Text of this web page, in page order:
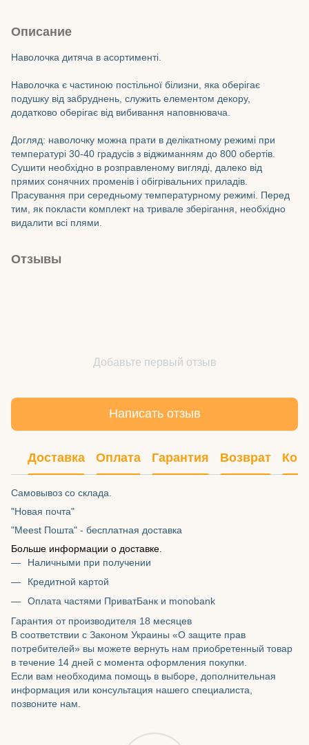
Описание
Наволочка дитяча в асортименті.
Наволочка є частиною постільної білизни, яка оберігає
подушку від забруднень, служить елементом декору,
додатково оберігає від вибивання наповнювача.
Догляд: наволочку можна прати в делікатному режимі при
температурі 30-40 градусів з віджиманням до 800 обертів.
Сушити необхідно в розправленому вигляді, далеко від
прямих сонячних променів і обігрівальних приладів.
Прасування при середньому температурному режимі. Перед
тим, як покласти комплект на тривале зберігання, необхідно
видалити всі плями.
Отзывы
Добавьте первый отзыв
Написать отзыв
Доставка Оплата Гарантия Возврат
Самовывоз со склада.
"Новая почта"
"Meest Пошта" - бесплатная доставка
Больше информации о доставке.
Наличными при получении
Кредитной картой
Оплата частями ПриватБанк и monobank
Гарантия от производителя 18 месяцев
В соответствии с Законом Украины «О защите прав
потребителей» вы можете вернуть нам приобретенный товар
в течение 14 дней с момента оформления покупки.
Если вам необходима помощь в выборе, дополнительная
информация или консультация нашего специалиста,
позвоните нам.